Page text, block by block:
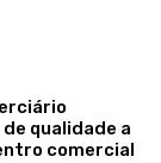
qualidade a
comercial